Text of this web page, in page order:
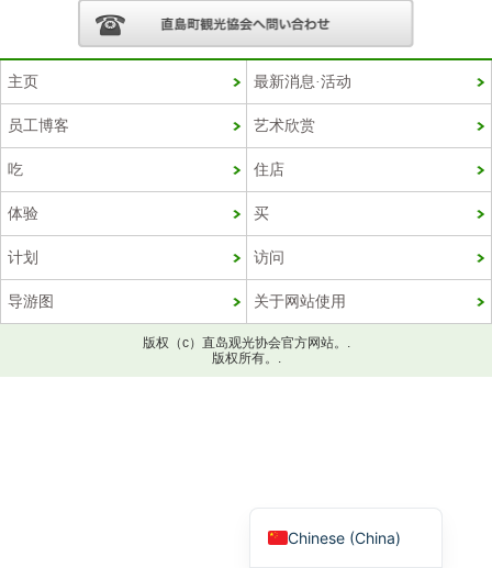
主页 最新消息·活动
员工博客 艺术欣赏
吃 住店
体验 买
计划 访问
导游图 关于网站使用
版权（c）直岛观光协会官方网站。.
版权所有。.
Chinese (China)